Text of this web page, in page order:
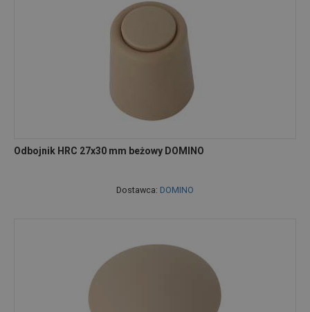
Odbojnik HRC 27x30 mm beżowy DOMINO
Dostawca: DOMINO